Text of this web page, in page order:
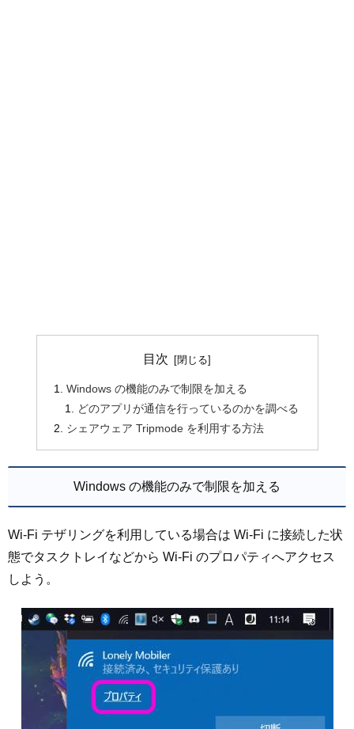
目次
Windows の機能のみで制限を加える
どのアプリが通信を行っているのかを調べる
シェアウェア Tripmode を利用する方法
Windows の機能のみで制限を加える
Wi-Fi テザリングを利用している場合は Wi-Fi に接続した状
態でタスクトレイなどから Wi-Fi のプロパティへアクセス
しよう。